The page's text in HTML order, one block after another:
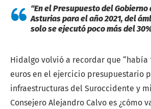
“En el Presupuesto del
Asturias para el año 2021, del
solo se ejecutó poco más del
Hidalgo volvió a recordar que “había
euros en el ejercicio presupuestario
infraestructuras del Suroccidente y
Consejero Alejandro Calvo es ¿cómo